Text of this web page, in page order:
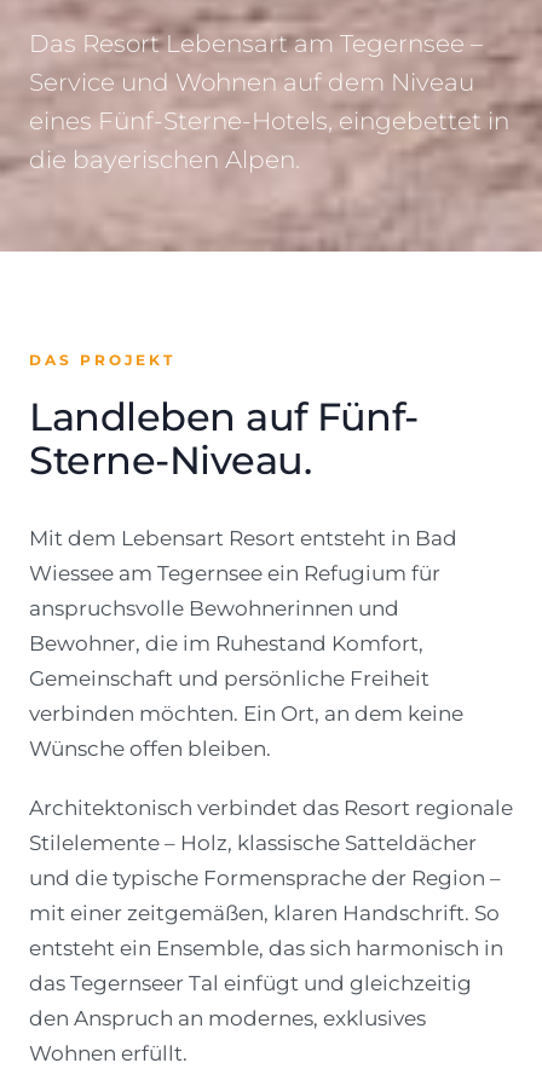
Das Resort Lebensart am Tegernsee –
Service und Wohnen auf dem Niveau
eines Fünf-Sterne-Hotels, eingebettet in
die bayerischen Alpen.
DAS PROJEKT
Landleben auf Fünf-
Sterne-Niveau.
Mit dem Lebensart Resort entsteht in Bad
Wiessee am Tegernsee ein Refugium für
anspruchsvolle Bewohnerinnen und
Bewohner, die im Ruhestand Komfort,
Gemeinschaft und persönliche Freiheit
verbinden möchten. Ein Ort, an dem keine
Wünsche offen bleiben.
Architektonisch verbindet das Resort regionale
Stilelemente – Holz, klassische Satteldächer
und die typische Formensprache der Region –
mit einer zeitgemäßen, klaren Handschrift. So
entsteht ein Ensemble, das sich harmonisch in
das Tegernseer Tal einfügt und gleichzeitig
den Anspruch an modernes, exklusives
Wohnen erfüllt.